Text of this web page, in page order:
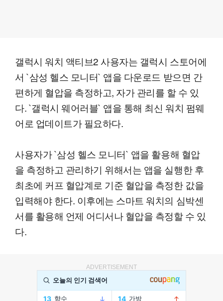
갤럭시 워치 액티브2 사용자는 갤럭시 스토어에
서 `삼성 헬스 모니터` 앱을 다운로드 받으면 간
편하게 혈압을 측정하고, 자가 관리를 할 수 있
다. `갤럭시 웨어러블` 앱을 통해 최신 워치 펌웨
어로 업데이트가 필요하다.
사용자가 `삼성 헬스 모니터` 앱을 활용해 혈압
을 측정하고 관리하기 위해서는 앱을 실행한 후
최초에 커프 혈압계로 기준 혈압을 측정한 값을
입력해야 한다. 이후에는 스마트 워치의 심박센
서를 활용해 언제 어디서나 혈압을 측정할 수 있
다.
ADVERTISEMENT